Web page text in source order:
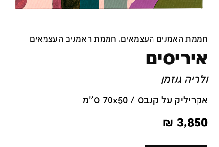
חממת האמנים העצמאים, חממת האמנים העצמאים
איריסים
ולריה גנזמן
אקריליק על קנבס / 70x50 ס''מ
3,850
₪